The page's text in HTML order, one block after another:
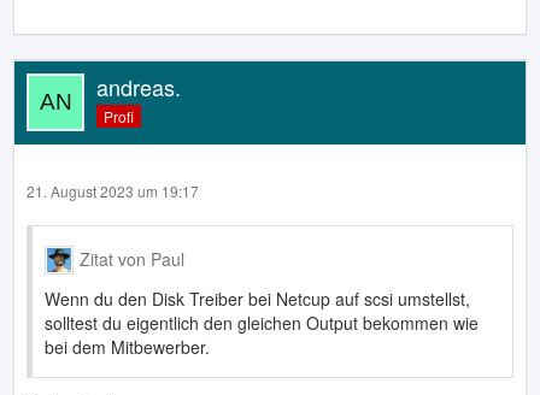
andreas.
Profi
21. August 2023 um 19:17
Zitat von Paul
Wenn du den Disk Treiber bei Netcup auf scsi umstellst,
solltest du eigentlich den gleichen Output bekommen wie
bei dem Mitbewerber.